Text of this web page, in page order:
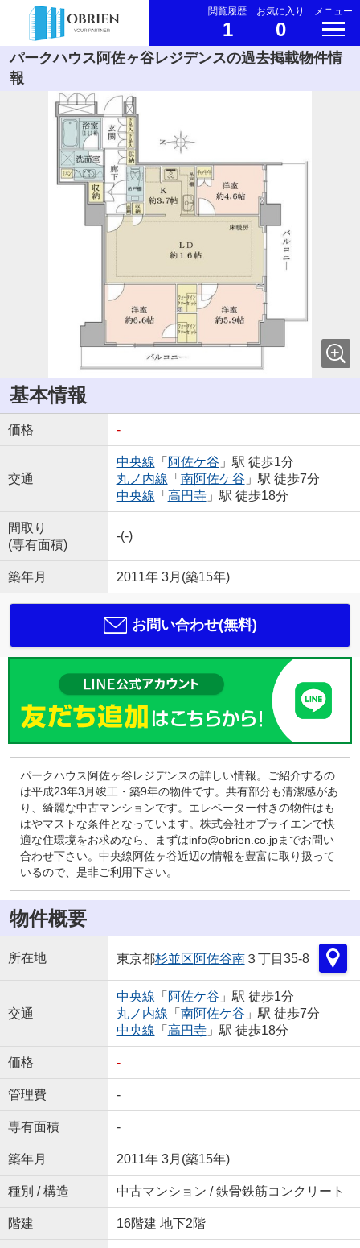
閲覧履歴
1
お気に入り
0
メニュー
パークハウス阿佐ヶ谷レジデンスの過去掲載物件情
報
基本情報
価格 -
交通
中央線 「 阿佐ケ谷 」駅 徒歩1分
丸ノ内線 「 南阿佐ケ谷 」駅 徒歩7分
中央線 「 高円寺」駅 徒歩18分
間取り
(専有面積)
-(-)
築年月 2011年 3月(築15年)
お問い合わせ(無料)
パークハウス阿佐ヶ谷レジデンスの詳しい情報。ご紹介するの
は平成23年3月竣工・築9年の物件です。共有部分も清潔感があ
り、綺麗な中古マンションです。エレベーター付きの物件はも
はやマストな条件となっています。株式会社オブライエンで快
適な住環境をお求めなら、まずはinfo@obrien.co.jpまでお問い
合わせ下さい。中央線阿佐ヶ谷近辺の情報を豊富に取り扱って
いるので、是非ご利用下さい。
物件概要
所在地 東京都杉並区阿佐谷南３丁目35-8
交通
中央線 「 阿佐ケ谷 」駅 徒歩1分
丸ノ内線 「 南阿佐ケ谷 」駅 徒歩7分
中央線 「 高円寺」駅 徒歩18分
価格 -
管理費 -
専有面積 -
築年月 2011年 3月(築15年)
種別 / 構造 中古マンション / 鉄骨鉄筋コンクリート
階建 16階建 地下2階